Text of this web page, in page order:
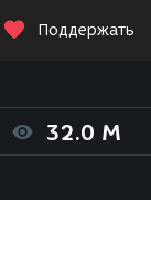
Поддержать
32.0 M